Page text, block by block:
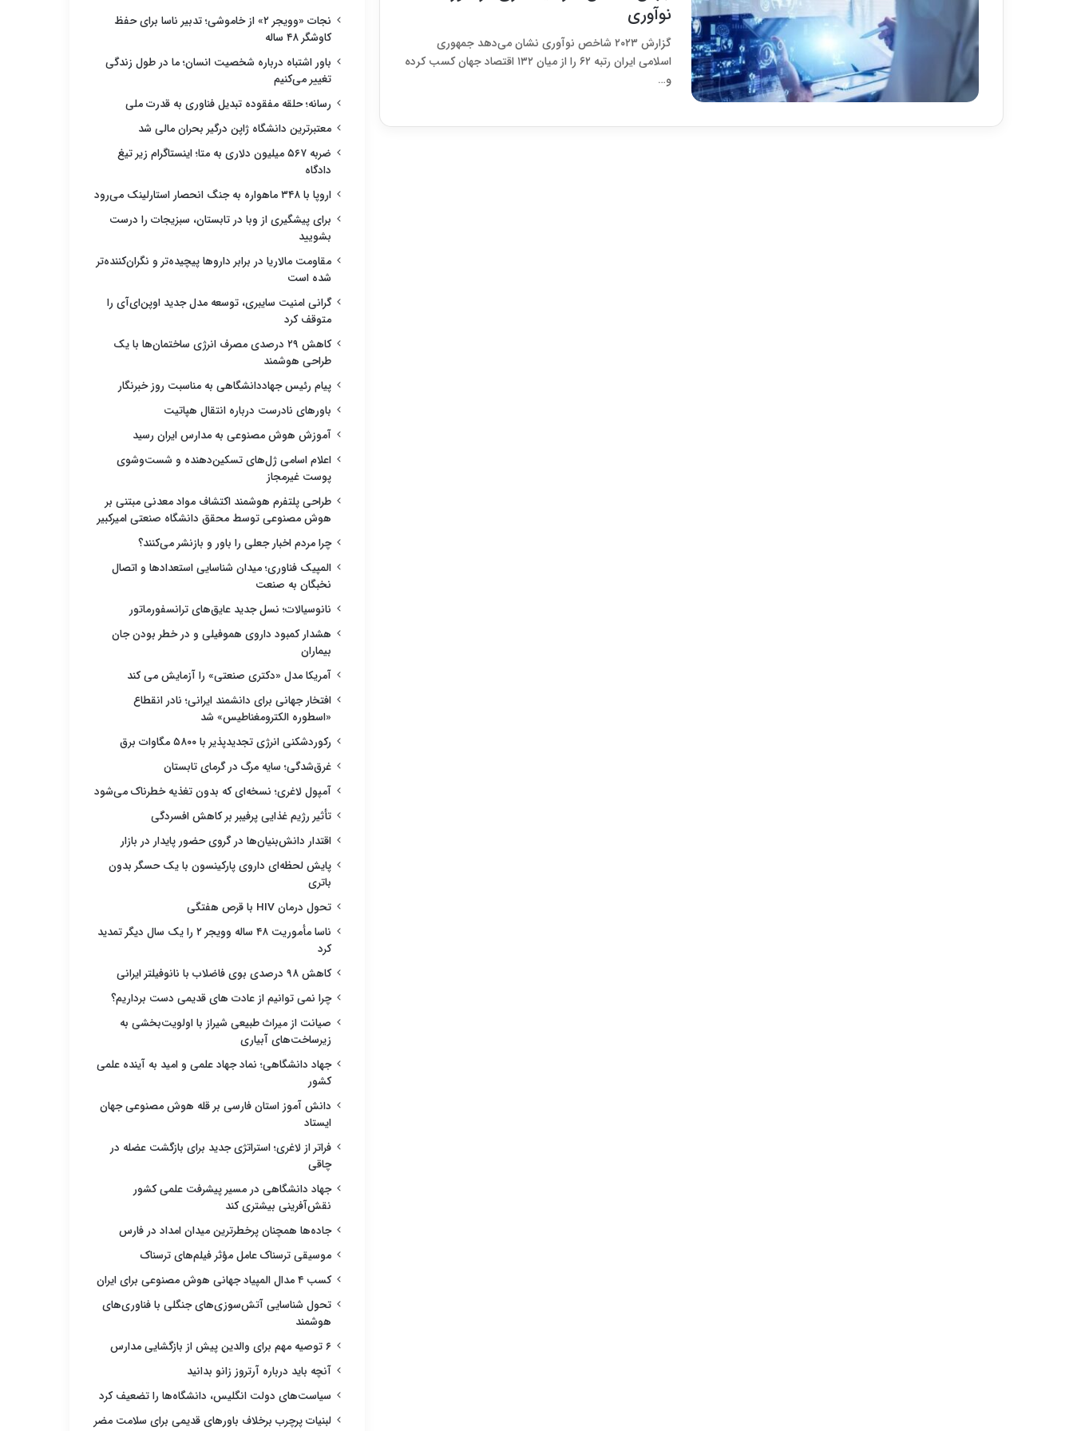
نوآوری
گزارش ۲۰۲۳ شاخص نوآوری نشان می‌دهد جمهوری
اسلامی ایران رتبه ۶۲ را از میان ۱۳۲ اقتصاد جهان کسب کرده
و…
نجات «وویجر ۲» از خاموشی؛ تدبیر ناسا برای حفظ
کاوشگر ۴۸ ساله
باور اشتباه درباره شخصیت انسان؛ ما در طول زندگی
تغییر می‌کنیم
رسانه؛ حلقه مفقوده تبدیل فناوری به قدرت ملی
معتبرترین دانشگاه ژاپن درگیر بحران مالی شد
ضربه ۵۶۷ میلیون دلاری به متا؛ اینستاگرام زیر تیغ
دادگاه
اروپا با ۳۴۸ ماهواره به جنگ انحصار استارلینک می‌رود
برای پیشگیری از وبا در تابستان، سبزیجات را درست
بشویید
مقاومت مالاریا در برابر داروها پیچیده‌تر و نگران‌کننده‌تر
شده است
گرانی امنیت سایبری، توسعه مدل جدید اوپن‌ای‌آی را
متوقف کرد
کاهش ۲۹ درصدی مصرف انرژی ساختمان‌ها با یک
طراحی هوشمند
پیام رئیس جهاددانشگاهی به مناسبت روز خبرنگار
باورهای نادرست درباره انتقال هپاتیت
آموزش هوش مصنوعی به مدارس ایران رسید
اعلام اسامی ژل‌های تسکین‌دهنده و شست‌وشوی
پوست غیرمجاز
طراحی پلتفرم هوشمند اکتشاف مواد معدنی مبتنی بر
هوش مصنوعی توسط محقق دانشگاه صنعتی امیرکبیر
چرا مردم اخبار جعلی را باور و بازنشر می‌کنند؟
المپیک فناوری؛ میدان شناسایی استعدادها و اتصال
نخبگان به صنعت
نانوسیالات؛ نسل جدید عایق‌های ترانسفورماتور
هشدار کمبود داروی هموفیلی و در خطر بودن جان
بیماران
آمریکا مدل «دکتری صنعتی» را آزمایش می کند
افتخار جهانی برای دانشمند ایرانی؛ نادر انقطاع
«اسطوره الکترومغناطیس» شد
رکوردشکنی انرژی تجدیدپذیر با ۵۸۰۰ مگاوات برق
غرق‌شدگی؛ سایه مرگ در گرمای تابستان
آمپول لاغری؛ نسخه‌ای که بدون تغذیه خطرناک می‌شود
تأثیر رژیم غذایی پرفیبر بر کاهش افسردگی
اقتدار دانش‌بنیان‌ها در گروی حضور پایدار در بازار
پایش لحظه‌ای داروی پارکینسون با یک حسگر بدون
باتری
تحول درمان HIV با قرص هفتگی
ناسا مأموریت ۴۸ ساله وویجر ۲ را یک سال دیگر تمدید
کرد
کاهش ۹۸ درصدی بوی فاضلاب با نانوفیلتر ایرانی
چرا نمی توانیم از عادت های قدیمی دست برداریم؟
صیانت از میراث طبیعی شیراز با اولویت‌بخشی به
زیرساخت‌های آبیاری
جهاد دانشگاهی؛ نماد جهاد علمی و امید به آینده علمی
کشور
دانش آموز استان فارسی بر قله هوش مصنوعی جهان
ایستاد
فراتر از لاغری؛ استراتژی جدید برای بازگشت عضله در
چاقی
جهاد دانشگاهی در مسیر پیشرفت علمی کشور
نقش‌آفرینی بیشتری کند
جاده‌ها همچنان پرخطرترین میدان امداد در فارس
موسیقی ترسناک عامل مؤثر فیلم‌های ترسناک
کسب ۴ مدال المپیاد جهانی هوش مصنوعی برای ایران
تحول شناسایی آتش‌سوزی‌های جنگلی با فناوری‌های
هوشمند
۶ توصیه مهم برای والدین پیش از بازگشایی مدارس
آنچه باید درباره آرتروز زانو بدانید
سیاست‌های دولت انگلیس، دانشگاه‌ها را تضعیف کرد
لبنیات پرچرب برخلاف باورهای قدیمی برای سلامت مضر